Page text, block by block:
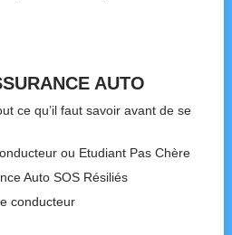
AUTO
ce qu’il faut savoir avant de se
ou Etudiant Pas Chère
Auto SOS Résiliés
conducteur